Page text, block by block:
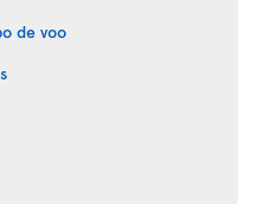
de voo